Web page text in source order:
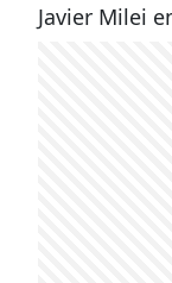
Javier Milei